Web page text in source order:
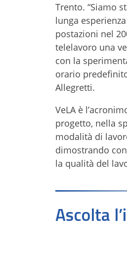
Trento. “Siamo
lunga
postazioni nel
telelavoro una
con la
orario
Allegretti.
VeLA è
progetto, nella
modalità di
dimostrando
la qualità del
Ascolta